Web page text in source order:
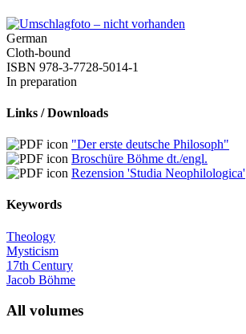
German
Cloth-bound
ISBN 978-3-7728-5014-1
In preparation
Links / Downloads
"Der erste deutsche Philosoph"
Broschüre Böhme dt./engl.
Rezension 'Studia Neophilologica'
Keywords
Theology
Mysticism
17th Century
Jacob Böhme
All volumes